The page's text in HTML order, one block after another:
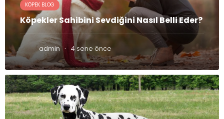
KÖPEK BLOG
Köpekler Sahibini Sevdiğini Nasıl Belli Eder?
admin · 4 sene önce